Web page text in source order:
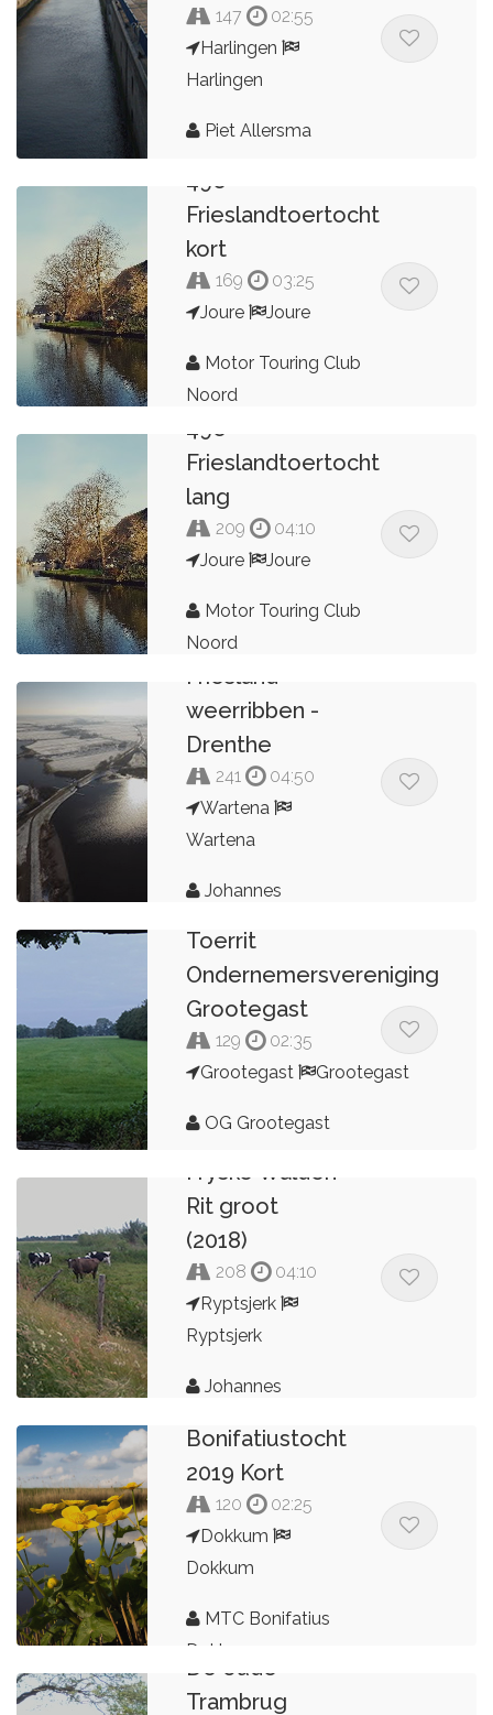
147
02:55
Harlingen
Harlingen
Piet Allersma
49e
Frieslandtoertocht
kort
169
03:25
Joure
Joure
Motor Touring Club
Noord
49e
Frieslandtoertocht
lang
209
04:10
Joure
Joure
Motor Touring Club
Noord
Friesland -
weerribben -
Drenthe
241
04:50
Wartena
Wartena
Johannes
Toerrit
Ondernemersvereniging
Grootegast
129
02:35
Grootegast
Grootegast
OG Grootegast
Fryske Wâlden
Rit groot
(2018)
208
04:10
Ryptsjerk
Ryptsjerk
Johannes
Bonifatiustocht
2019 Kort
120
02:25
Dokkum
Dokkum
MTC Bonifatius
Dokkum
De oude
Trambrug